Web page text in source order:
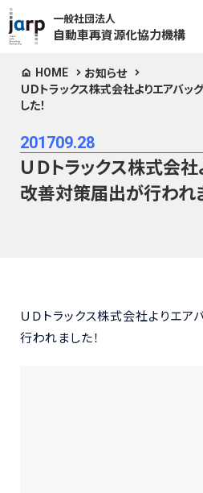
一般社団法人
自動車再資源化協力機構
法人情報
対象物品
フロン類 エアバッグ類 ASR
リチウムイオンバッテリー 次世
HOME
お知らせ
ＵＤトラックス株式会社よりエアバ
した！
201709.28
ＵＤトラックス株式会
改善対策届出が行われ
ＵＤトラックス株式会社よりエ
行われました！